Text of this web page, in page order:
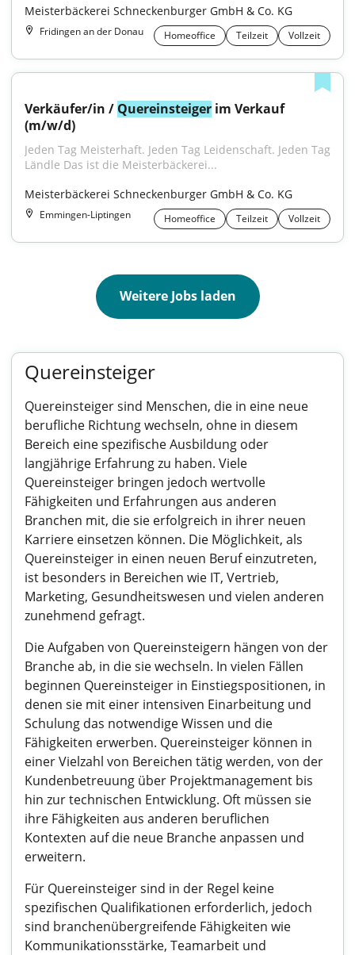
Meisterbäckerei Schneckenburger GmbH & Co. KG
Fridingen an der Donau Homeoffice Teilzeit Vollzeit
Verkäufer/in / Quereinsteiger im Verkauf
(m/w/d)
Jeden Tag Meisterhaft. Jeden Tag Leidenschaft. Jeden Tag
Ländle Das ist die Meisterbäckerei...
Meisterbäckerei Schneckenburger GmbH & Co. KG
Emmingen-Liptingen Homeoffice Teilzeit Vollzeit
Weitere Jobs laden
Quereinsteiger
Quereinsteiger sind Menschen, die in eine neue
berufliche Richtung wechseln, ohne in diesem
Bereich eine spezifische Ausbildung oder
langjährige Erfahrung zu haben. Viele
Quereinsteiger bringen jedoch wertvolle
Fähigkeiten und Erfahrungen aus anderen
Branchen mit, die sie erfolgreich in ihrer neuen
Karriere einsetzen können. Die Möglichkeit, als
Quereinsteiger in einen neuen Beruf einzutreten,
ist besonders in Bereichen wie IT, Vertrieb,
Marketing, Gesundheitswesen und vielen anderen
zunehmend gefragt.
Die Aufgaben von Quereinsteigern hängen von der
Branche ab, in die sie wechseln. In vielen Fällen
beginnen Quereinsteiger in Einstiegspositionen, in
denen sie mit einer intensiven Einarbeitung und
Schulung das notwendige Wissen und die
Fähigkeiten erwerben. Quereinsteiger können in
einer Vielzahl von Bereichen tätig werden, von der
Kundenbetreuung über Projektmanagement bis
hin zur technischen Entwicklung. Oft müssen sie
ihre Fähigkeiten aus anderen beruflichen
Kontexten auf die neue Branche anpassen und
erweitern.
Für Quereinsteiger sind in der Regel keine
spezifischen Qualifikationen erforderlich, jedoch
sind branchenübergreifende Fähigkeiten wie
Kommunikationsstärke, Teamarbeit und